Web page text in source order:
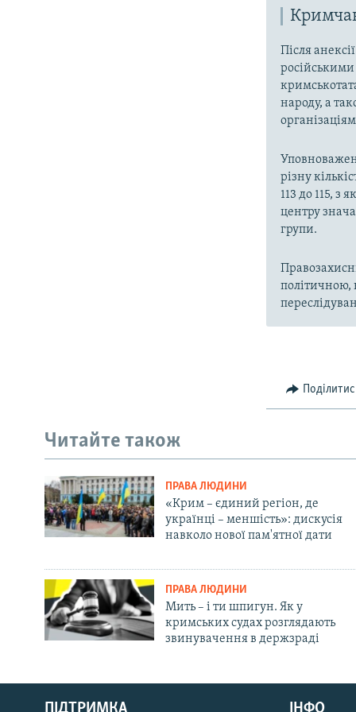
Русский
Qırımtatar
Після
російськими
народу, а
різну
113 до 115, з
центру
групи.
політичною,
Читайте також
ПРАВА ЛЮДИНИ
«Крим – єдиний регіон, де
українці – меншість»: дискусія
навколо нової пам'ятної дати
ПРАВА ЛЮДИНИ
Мить – і ти шпигун. Як у
кримських судах розглядають
звинувачення в держзраді
ПІДТРИМКА ІНФО